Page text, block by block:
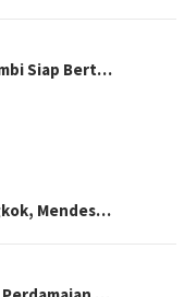
Siap Bert…
Mendes…